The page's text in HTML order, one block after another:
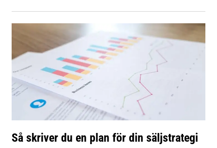
Så skriver du en plan för din säljstrategi